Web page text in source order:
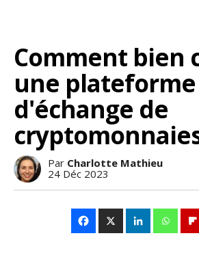
Comment bien
une plateforme
d'échange de
Par Charlotte Mathieu
24 Déc 2023